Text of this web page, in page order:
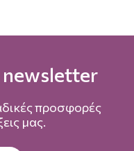
newsletter
προσφορές
μας.